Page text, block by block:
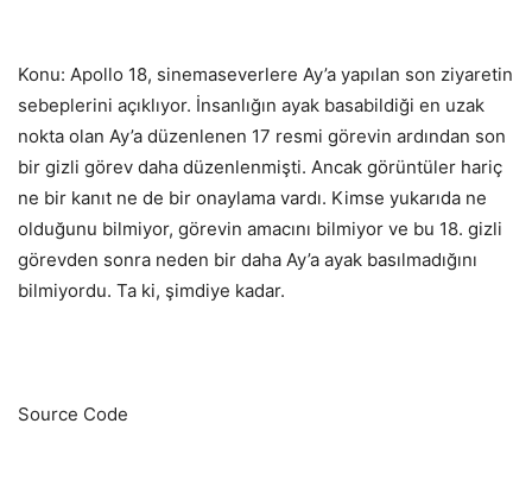
Konu: Apollo 18, sinemaseverlere Ay’a yapılan son ziyaretin
sebeplerini açıklıyor. İnsanlığın ayak basabildiği en uzak
nokta olan Ay’a düzenlenen 17 resmi görevin ardından son
bir gizli görev daha düzenlenmişti. Ancak görüntüler hariç
ne bir kanıt ne de bir onaylama vardı. Kimse yukarıda ne
olduğunu bilmiyor, görevin amacını bilmiyor ve bu 18. gizli
görevden sonra neden bir daha Ay’a ayak basılmadığını
bilmiyordu. Ta ki, şimdiye kadar.
Source Code